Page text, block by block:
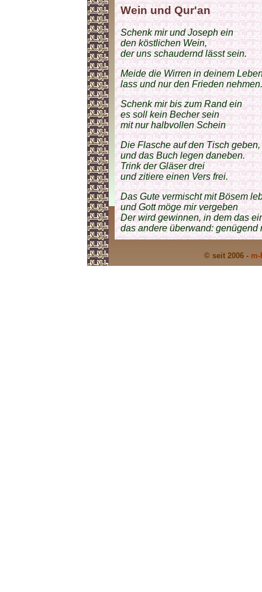
Wein und Qur'an
Schenk mir und Joseph ein
den köstlichen Wein,
der uns schaudernd lässt sein.
Meide die Wirren in deinem
lass und nur den Frieden nehmen.
Schenk mir bis zum Rand ein
es soll kein Becher sein
mit nur halbvollen Schein
Die Flasche auf den Tisch geben,
und das Buch legen daneben.
Trink der Gläser drei
und zitiere einen Vers frei.
Das Gute vermischt mit Bösem
und Gott möge mir vergeben
Der wird gewinnen, in dem das
das andere überwand: genügend
© seit 2006 -